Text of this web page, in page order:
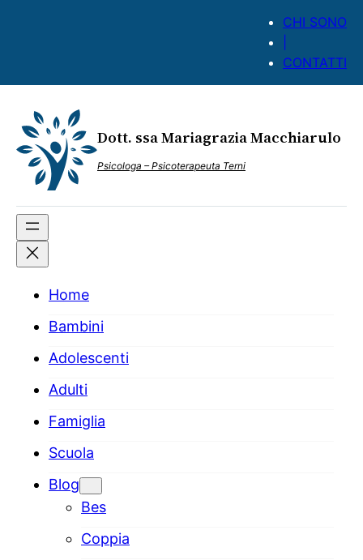
CHI SONO
CONTATTI
Dott. ssa Mariagrazia Macchiarulo
Psicologa – Psicoterapeuta Terni
Home
Bambini
Adolescenti
Adulti
Famiglia
Scuola
Blog
Bes
Coppia